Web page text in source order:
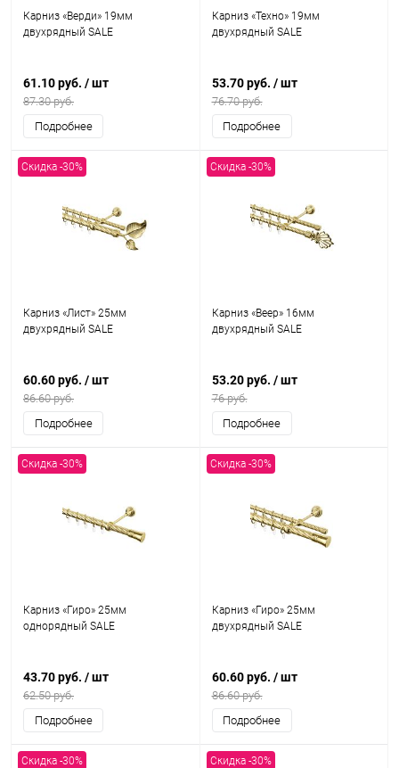
Карниз «Верди» 19мм
двухрядный SALE
61.10 руб. / шт
87.30 руб.
Подробнее
Карниз «Техно» 19мм
двухрядный SALE
53.70 руб. / шт
76.70 руб.
Подробнее
Скидка -30%
Карниз «Лист» 25мм
двухрядный SALE
60.60 руб. / шт
86.60 руб.
Подробнее
Скидка -30%
Карниз «Веер» 16мм
двухрядный SALE
53.20 руб. / шт
76 руб.
Подробнее
Скидка -30%
Карниз «Гиро» 25мм
однорядный SALE
43.70 руб. / шт
62.50 руб.
Подробнее
Скидка -30%
Карниз «Гиро» 25мм
двухрядный SALE
60.60 руб. / шт
86.60 руб.
Подробнее
Скидка -30% Скидка -30%